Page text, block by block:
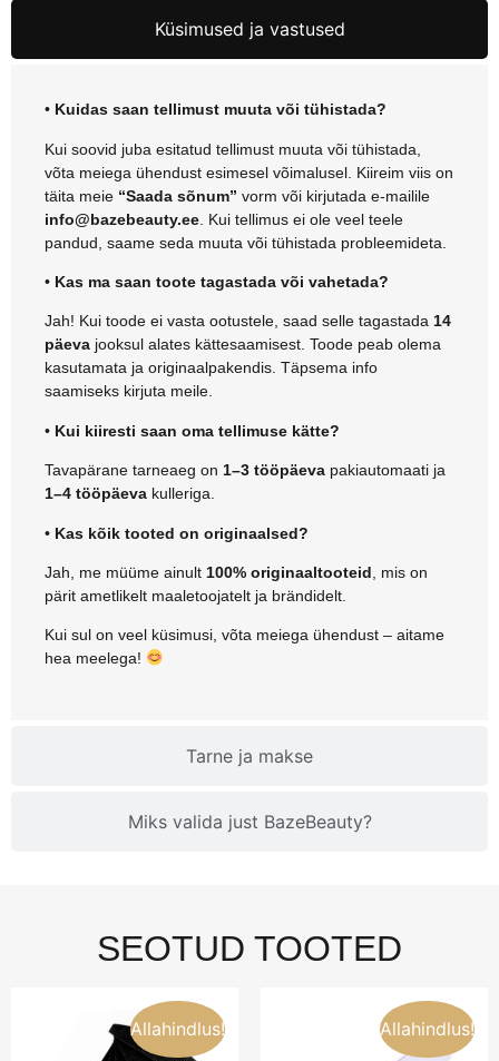
Küsimused ja vastused
Tarne ja makse
Miks valida just BazeBeauty?
• Kuidas saan tellimust muuta või tühistada?
Kui soovid juba esitatud tellimust muuta või tühistada,
võta meiega ühendust esimesel võimalusel. Kiireim viis on
täita meie “Saada sõnum” vorm või kirjutada e-mailile
info@bazebeauty.ee . Kui tellimus ei ole veel teele
pandud, saame seda muuta või tühistada probleemideta.
• Kas ma saan toote tagastada või vahetada?
Jah! Kui toode ei vasta ootustele, saad selle tagastada 14
päeva jooksul alates kättesaamisest. Toode peab olema
kasutamata ja originaalpakendis. Täpsema info
saamiseks kirjuta meile.
• Kui kiiresti saan oma tellimuse kätte?
Tavapärane tarneaeg on 1–3 tööpäeva pakiautomaati ja
1–4 tööpäeva kulleriga.
• Kas kõik tooted on originaalsed?
Jah, me müüme ainult 100% originaaltooteid , mis on
pärit ametlikelt maaletoojatelt ja brändidelt.
Kui sul on veel küsimusi, võta meiega ühendust – aitame
hea meelega!
SEOTUD TOOTED
Allahindlus! Allahindlus!